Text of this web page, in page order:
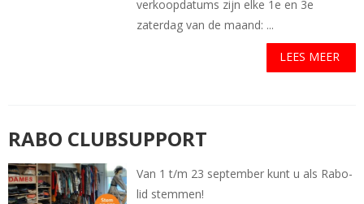
verkoopdatums zijn elke 1e en 3e
zaterdag van de maand: ...
LEES MEER
RABO CLUBSUPPORT
Van 1 t/m 23 september kunt u als Rabo-
lid stemmen!